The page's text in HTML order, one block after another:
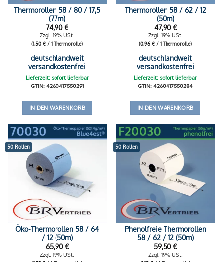
Thermorollen 58 / 80 / 17,5
(77m)
74,90€
Zzgl. 19% USt.
(1,50€ / 1 Thermorolle)
deutschlandweit
versandkostenfrei
Lieferzeit: sofort lieferbar
GTIN: 4260417550291
IN DEN WARENKORB
Thermorollen 58 / 62 / 12
(50m)
47,90€
Zzgl. 19% USt.
(0,96€ / 1 Thermorolle)
deutschlandweit
versandkostenfrei
Lieferzeit: sofort lieferbar
GTIN: 4260417550284
IN DEN WARENKORB
50 Rollen
Öko-Thermorollen 58 / 64
/ 12 (50m)
65,90€
Zzgl. 19% USt.
50 Rollen
Phenolfreie Thermorollen
58 / 62 / 12 (50m)
59,50€
Zzgl. 19% USt.